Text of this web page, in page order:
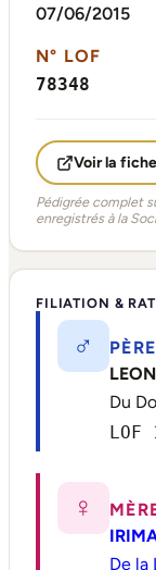
07/06/2015
N° LOF
78348
Voir la
Pédigrée complet
enregistrés à la
FILIATION &
♂
PÈRE
Du
LOF
♀
De la